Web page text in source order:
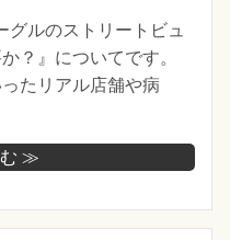
ルのストリートビュ
？』についてです。
たリアル店舗や病
む ≫